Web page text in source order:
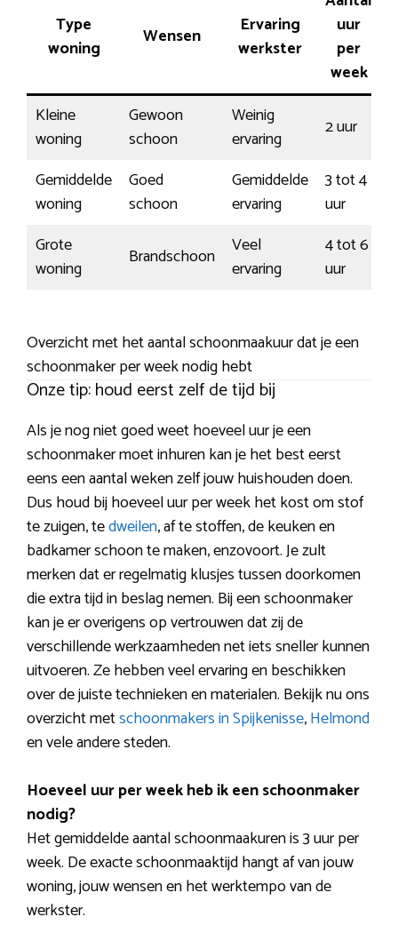
Type
woning
Wensen
Ervaring
werkster
uur
per
week
Kleine
woning
Gewoon
schoon
Weinig
ervaring
2 uur
Gemiddelde
woning
Goed
schoon
Gemiddelde
ervaring
3 tot 4
uur
Grote
woning
Brandschoon
Veel
ervaring
4 tot 6
uur
Overzicht met het aantal schoonmaakuur dat je een
schoonmaker per week nodig hebt
Onze tip: houd eerst zelf de tijd bij
Als je nog niet goed weet hoeveel uur je een
schoonmaker moet inhuren kan je het best eerst
eens een aantal weken zelf jouw huishouden doen.
Dus houd bij hoeveel uur per week het kost om stof
te zuigen, tedweilen, af te stoffen, de keuken en
badkamer schoon te maken, enzovoort. Je zult
merken dat er regelmatig klusjes tussen doorkomen
die extra tijd in beslag nemen. Bij een schoonmaker
kan je er overigens op vertrouwen dat zij de
verschillende werkzaamheden net iets sneller kunnen
uitvoeren. Ze hebben veel ervaring en beschikken
over de juiste technieken en materialen. Bekijk nu ons
overzicht metschoonmakers in Spijkenisse,Helmond
en vele andere steden.
Hoeveel uur per week heb ik een schoonmaker
nodig?
Het gemiddelde aantal schoonmaakuren is 3 uur per
week. De exacte schoonmaaktijd hangt af van jouw
woning, jouw wensen en het werktempo van de
werkster.